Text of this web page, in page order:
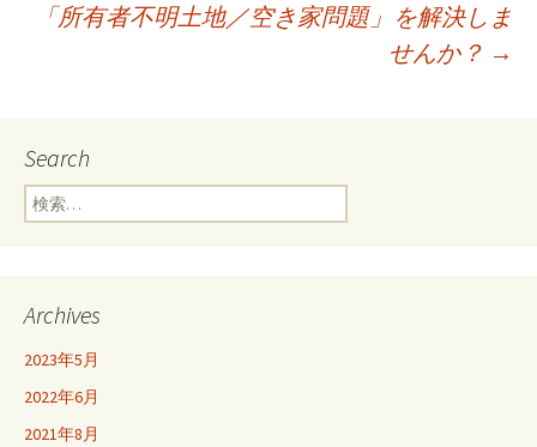
稿
ビ
ー
シ
「所有者不明土地／空き家問題」を解決しま
せんか？ →
Search
検
索:
Archives
2023年5月
2022年6月
2021年8月